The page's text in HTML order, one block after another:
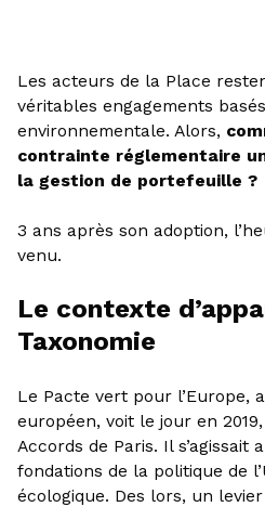
Les acteurs de la Place
véritables engagements
environnementale. Alors,
contrainte réglementaire
la gestion de portefeuille ?
3 ans après son adoption,
venu.
Le contexte
Taxonomie
Le Pacte vert pour l’Europe,
européen, voit le jour en
Accords de Paris. Il s’agissait
fondations de la politique de
écologique. Des lors, un